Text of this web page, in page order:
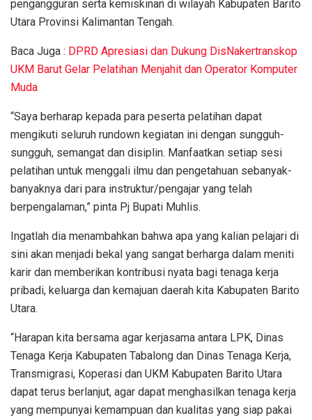
pengangguran serta kemiskinan di wilayah Kabupaten Barito
Utara Provinsi Kalimantan Tengah.
Baca Juga : DPRD Apresiasi dan Dukung DisNakertranskop
UKM Barut Gelar Pelatihan Menjahit dan Operator Komputer
Muda
“Saya berharap kepada para peserta pelatihan dapat
mengikuti seluruh rundown kegiatan ini dengan sungguh-
sungguh, semangat dan disiplin. Manfaatkan setiap sesi
pelatihan untuk menggali ilmu dan pengetahuan sebanyak-
banyaknya dari para instruktur/pengajar yang telah
berpengalaman,” pinta Pj Bupati Muhlis.
Ingatlah dia menambahkan bahwa apa yang kalian pelajari di
sini akan menjadi bekal yang sangat berharga dalam meniti
karir dan memberikan kontribusi nyata bagi tenaga kerja
pribadi, keluarga dan kemajuan daerah kita Kabupaten Barito
Utara.
“Harapan kita bersama agar kerjasama antara LPK, Dinas
Tenaga Kerja Kabupaten Tabalong dan Dinas Tenaga Kerja,
Transmigrasi, Koperasi dan UKM Kabupaten Barito Utara
dapat terus berlanjut, agar dapat menghasilkan tenaga kerja
yang mempunyai kemampuan dan kualitas yang siap pakai